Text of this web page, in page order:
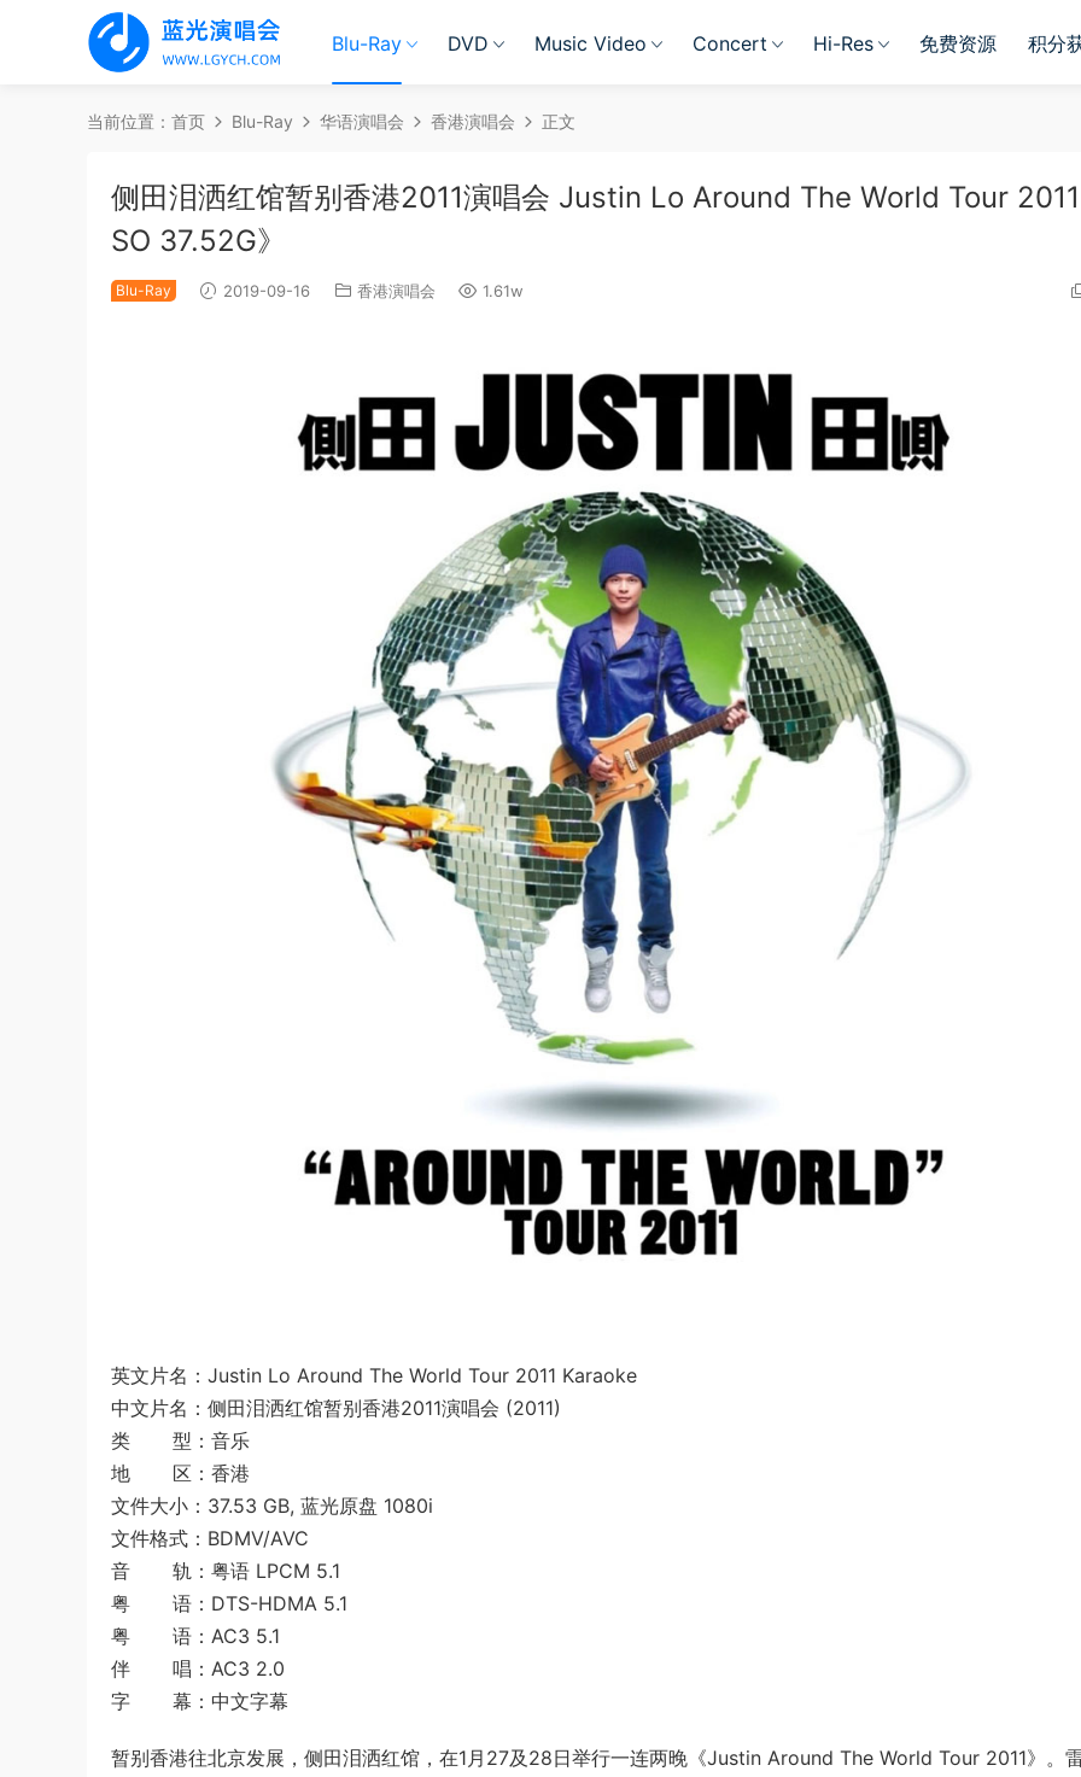
Blu-Ray DVD Music Video Concert Hi-Res 免费资源 积分
当前位置： 首页 Blu-Ray 华语演唱会 香港演唱会 正文
侧田泪洒红馆暂别香港2011演唱会 Justin Lo Around The World Tour
SO 37.52G》
Blu-Ray 2019-09-16 香港演唱会 1.61w
英文片名：Justin Lo Around The World Tour 2011 Karaoke
中文片名：侧田泪洒红馆暂别香港2011演唱会 (2011)
类 型：音乐
地 区：香港
文件大小：37.53 GB, 蓝光原盘 1080i
文件格式：BDMV/AVC
音 轨：粤语 LPCM 5.1
粤 语：DTS-HDMA 5.1
粤 语：AC3 5.1
伴 唱：AC3 2.0
字 幕：中文字幕
暂别香港往北京发展，侧田泪洒红馆，在1月27及28日举行一连两晚《Justin Around The World Tour 2011》。